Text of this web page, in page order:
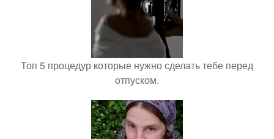
Топ 5 процедур которые нужно сделать тебе перед
отпуском.